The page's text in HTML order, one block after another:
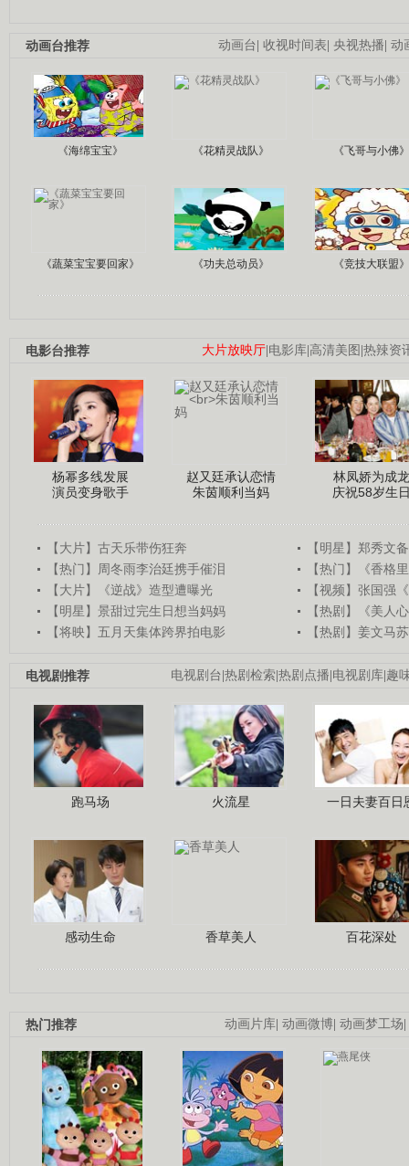
动画台 收视时间表 央视热播 动
动画台推荐
《海绵宝宝》 《花精灵战队》 《飞哥与小佛》
《蔬菜宝宝要回家》 《功夫总动员》 《竞技大联盟》
大片放映厅 电影库 高清美图 热辣资
电影台推荐
杨幂多线发展
演员变身歌手
赵又廷承认恋情
朱茵顺利当妈
林凤娇为成龙
庆祝58岁生
【大片】古天乐带伤狂奔
【明星】郑秀文
【热门】周冬雨李治廷携手催泪
【热门】《香格
【大片】《逆战》造型遭曝光
【视频】张国强
【明星】景甜过完生日想当妈妈
【热剧】《美人
【将映】五月天集体跨界拍电影
【热剧】姜文马
电视剧台 热剧检索 热剧点播 电视剧库 趣
电视剧推荐
跑马场 火流星 一日夫妻百日
感动生命 香草美人 百花深处
动画片库 动画微博 动画梦工场
热门推荐